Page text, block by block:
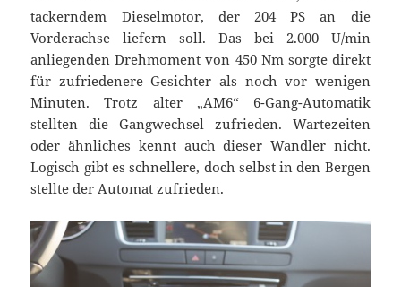
tackerndem Dieselmotor, der 204 PS an die
Vorderachse liefern soll. Das bei 2.000 U/min
anliegenden Drehmoment von 450 Nm sorgte direkt
für zufriedenere Gesichter als noch vor wenigen
Minuten. Trotz alter „AM6“ 6-Gang-Automatik
stellten die Gangwechsel zufrieden. Wartezeiten
oder ähnliches kennt auch dieser Wandler nicht.
Logisch gibt es schnellere, doch selbst in den Bergen
stellte der Automat zufrieden.